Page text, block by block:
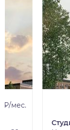
₽/мес.